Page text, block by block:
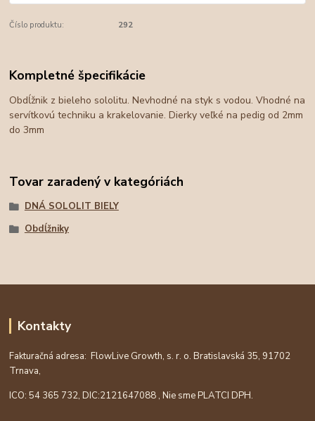
Číslo produktu: 292
Kompletné špecifikácie
Obdĺžnik z bieleho sololitu. Nevhodné na styk s vodou. Vhodné na
servítkovú techniku a krakelovanie. Dierky veľké na pedig od 2mm
do 3mm
Tovar zaradený v kategóriách
DNÁ SOLOLIT BIELY
Obdĺžniky
Kontakty
Fakturačná adresa: FlowLive Growth, s. r. o. Bratislavská 35, 91702
Trnava,
ICO: 54 365 732, DIC:2121647088 , Nie sme PLATCI DPH.